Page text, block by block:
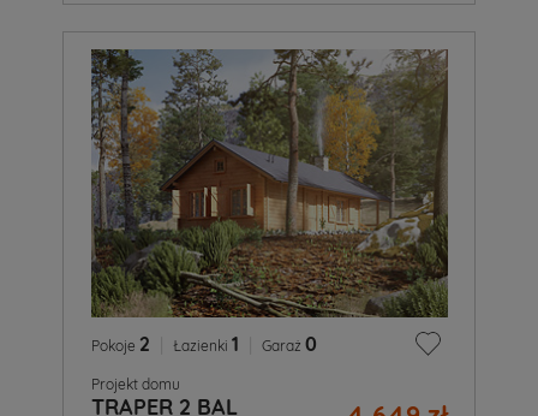
Pokoje 2 Łazienki 1 Garaż 0
Projekt domu
TRAPER 2 BAL